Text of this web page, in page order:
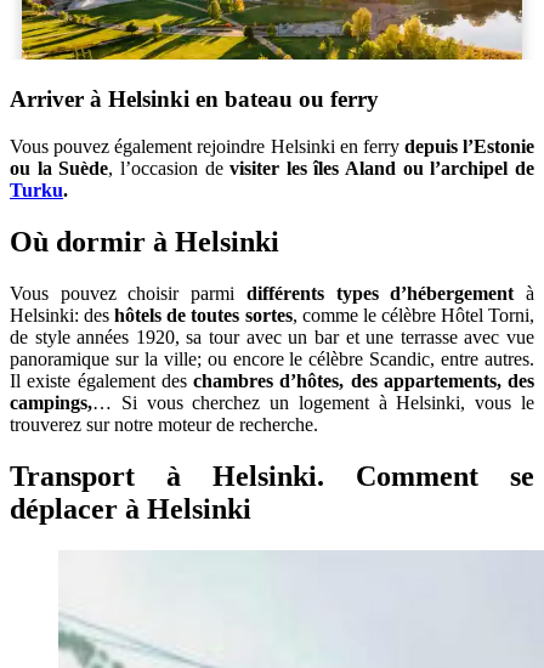
Arriver à Helsinki en bateau ou ferry
Vous pouvez également rejoindre Helsinki en ferry depuis l’Estonie
ou la Suède, l’occasion devisiter les îles Aland ou l’archipel de
Turku.
Où dormir à Helsinki
Vous pouvez choisir parmi différents types d’hébergement à
Helsinki: deshôtels de toutes sortes, comme le célèbre Hôtel Torni,
de style années 1920, sa tour avec un bar et une terrasse avec vue
panoramique sur la ville; ou encore le célèbre Scandic, entre autres.
Il existe également des chambres d’hôtes, des appartements, des
campings,… Si vous cherchez un logement à Helsinki, vous le
trouverez sur notre moteur de recherche.
Transport à Helsinki. Comment se
déplacer à Helsinki